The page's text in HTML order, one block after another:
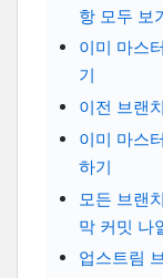
항 모두 보
이미 마스
기
이전 브랜
이미 마스
하기
모든 브랜
막 커밋 나
업스트림